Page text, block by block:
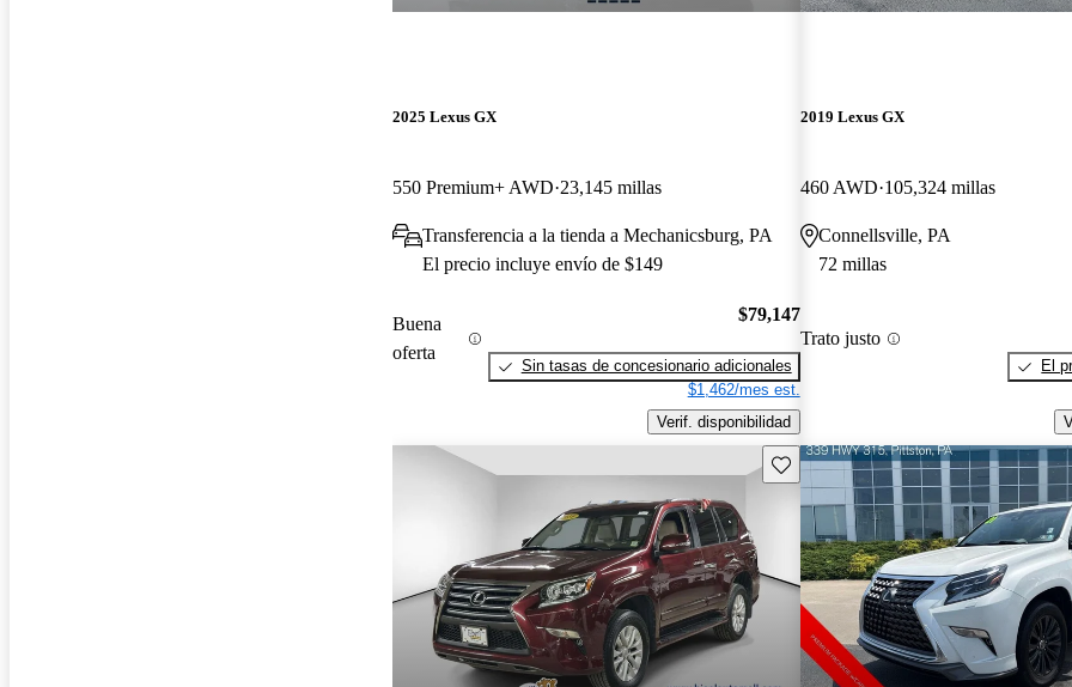
2025 Lexus GX
550 Premium+ AWD 23,145 millas
Transferencia a la tienda a Mechanicsburg, PA
El precio incluye envío de $149
Buena
oferta
$79,147
Sin tasas de concesionario adicionales
$1,462/mes est.
Verif. disponibilidad
2019 Lexus GX
460 AWD 105,324 millas
Connellsville, PA
72 millas
Trato justo
El
Guarda este Aviso